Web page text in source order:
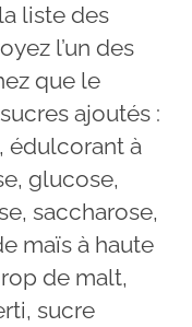
liste des
l’un des
que le
ajoutés :
édulcorant à
glucose,
saccharose,
maïs à haute
de malt,
sucre